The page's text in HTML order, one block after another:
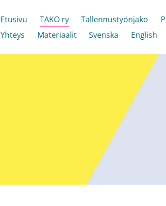
Etusivu TAKO ry Tallennustyönjako
Yhteys
Materiaalit Svenska English